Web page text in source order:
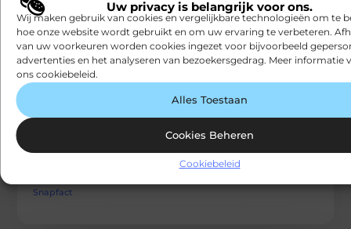
Uw privacy is belangrijk voor ons.
Wij maken gebruik van cookies en vergelijkbare technologieën om te
hoe onze website wordt gebruikt en om uw ervaring te verbeteren.
van uw voorkeuren worden cookies ingezet voor bijvoorbeeld
advertenties en het analyseren van bezoekersgedrag. Meer informatie
ons cookiebeleid.
Alles Toestaan
Cookies Beheren
Cookiebeleid
Transportoplossingen
Wanneer het gaat om efficiënt en veilig transport in
onafscheidelijke oplossingen geworden in
Snapfact